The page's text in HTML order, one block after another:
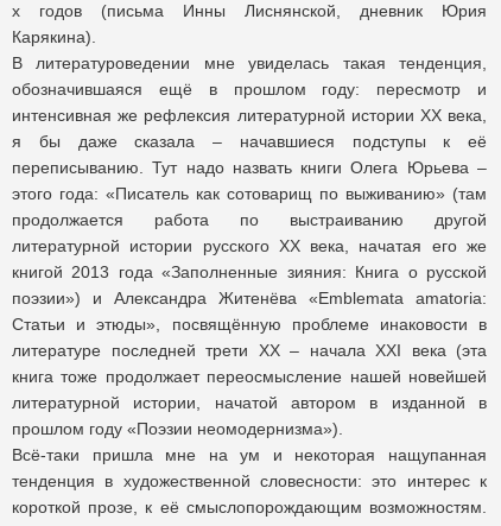
х годов (письма Инны Лиснянской, дневник Юрия
Карякина).
В литературоведении мне увиделась такая тенденция,
обозначившаяся ещё в прошлом году: пересмотр и
интенсивная же рефлексия литературной истории ХХ века,
я бы даже сказала – начавшиеся подступы к её
переписыванию. Тут надо назвать книги Олега Юрьева –
этого года: «Писатель как сотоварищ по выживанию» (там
продолжается работа по выстраиванию другой
литературной истории русского ХХ века, начатая его же
книгой 2013 года «Заполненные зияния: Книга о русской
поэзии») и Александра Житенёва «Emblemata amatoria:
Статьи и этюды», посвящённую проблеме инаковости в
литературе последней трети ХХ – начала ХХI века (эта
книга тоже продолжает переосмысление нашей новейшей
литературной истории, начатой автором в изданной в
прошлом году «Поэзии неомодернизма»).
Всё-таки пришла мне на ум и некоторая нащупанная
тенденция в художественной словесности: это интерес к
короткой прозе, к её смыслопорождающим возможностям.